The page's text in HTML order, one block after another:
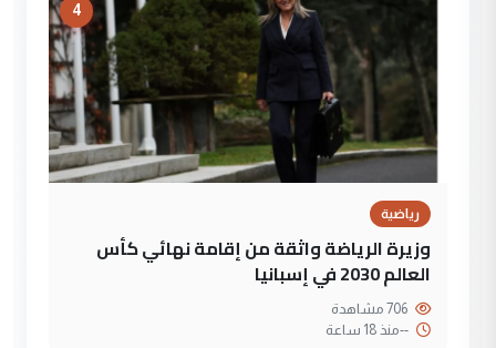
4
رياضية
وزيرة الرياضة واثقة من إقامة نهائي كأس
العالم 2030 في إسبانيا
--منذ 18 ساعة